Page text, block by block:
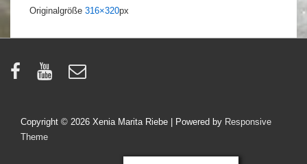
Originalgröße 316×320px
Copyright © 2026 Xenia Marita Riebe | Powered by Responsive
Theme